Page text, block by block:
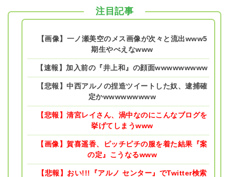
注目記事
【画像】一ノ瀬美空のメス画像が次々と流出www5
期生やべえなwww
【速報】加入前の『井上和』の顔面wwwwwwwww
【悲報】中西アルノの捏造ツイートした奴、逮捕確
定かwwwwwwwww
【悲報】清宮レイさん、渦中なのにこんなブログを
挙げてしまうwww
【画像】賀喜遥香、ピッチピチの服を着た結果『案
の定』こうなるwww
【悲報】おい!!!『アルノ センター』でTwitter検索